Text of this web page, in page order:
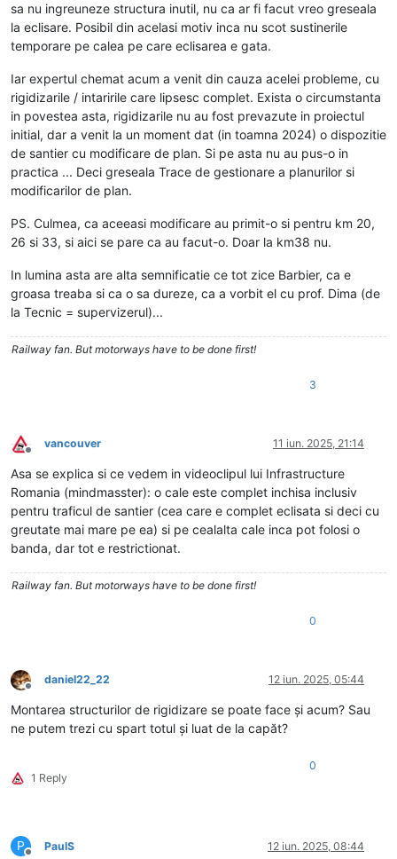
sa nu ingreuneze structura inutil, nu ca ar fi facut vreo greseala
la eclisare. Posibil din acelasi motiv inca nu scot sustinerile
temporare pe calea pe care eclisarea e gata.
Iar expertul chemat acum a venit din cauza acelei probleme, cu
rigidizarile / intaririle care lipsesc complet. Exista o circumstanta
in povestea asta, rigidizarile nu au fost prevazute in proiectul
initial, dar a venit la un moment dat (in toamna 2024) o dispozitie
de santier cu modificare de plan. Si pe asta nu au pus-o in
practica ... Deci greseala Trace de gestionare a planurilor si
modificarilor de plan.
PS. Culmea, ca aceeasi modificare au primit-o si pentru km 20,
26 si 33, si aici se pare ca au facut-o. Doar la km38 nu.
In lumina asta are alta semnificatie ce tot zice Barbier, ca e
groasa treaba si ca o sa dureze, ca a vorbit el cu prof. Dima (de
la Tecnic = supervizerul)...
Railway fan. But motorways have to be done first!
3
Deconectat
vancouver 11 iun. 2025, 21:14
Asa se explica si ce vedem in videoclipul lui Infrastructure
Romania (mindmasster): o cale este complet inchisa inclusiv
pentru traficul de santier (cea care e complet eclisata si deci cu
greutate mai mare pe ea) si pe cealalta cale inca pot folosi o
banda, dar tot e restrictionat.
Railway fan. But motorways have to be done first!
0
Deconectat
daniel22_22 12 iun. 2025, 05:44
Montarea structurilor de rigidizare se poate face și acum? Sau
ne putem trezi cu spart totul și luat de la capăt?
1 Reply
0
P PaulS 12 iun. 2025, 08:44